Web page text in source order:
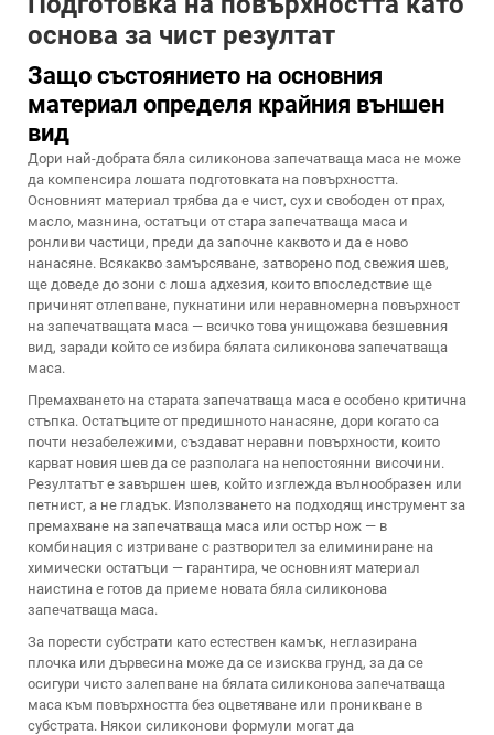
основа за чист резултат
Защо състоянието на основния
материал определя крайния външен
вид
Дори най-добрата бяла силиконова запечатваща маса не може
да компенсира лошата подготовката на повърхността.
Основният материал трябва да е чист, сух и свободен от прах,
масло, мазнина, остатъци от стара запечатваща маса и
ронливи частици, преди да започне каквото и да е ново
нанасяне. Всякакво замърсяване, затворено под свежия шев,
ще доведе до зони с лоша адхезия, които впоследствие ще
причинят отлепване, пукнатини или неравномерна повърхност
на запечатващата маса — всичко това унищожава безшевния
вид, заради който се избира бялата силиконова запечатваща
маса.
Премахването на старата запечатваща маса е особено критична
стъпка. Остатъците от предишното нанасяне, дори когато са
почти незабележими, създават неравни повърхности, които
карват новия шев да се разполага на непостоянни височини.
Резултатът е завършен шев, който изглежда вълнообразен или
петнист, а не гладък. Използването на подходящ инструмент за
премахване на запечатваща маса или остър нож — в
комбинация с изтриване с разтворител за елиминиране на
химически остатъци — гарантира, че основният материал
наистина е готов да приеме новата бяла силиконова
запечатваща маса.
За порести субстрати като естествен камък, неглазирана
плочка или дървесина може да се изисква грунд, за да се
осигури чисто залепване на бялата силиконова запечатваща
маса към повърхността без оцветяване или проникване в
субстрата. Някои силиконови формули могат да